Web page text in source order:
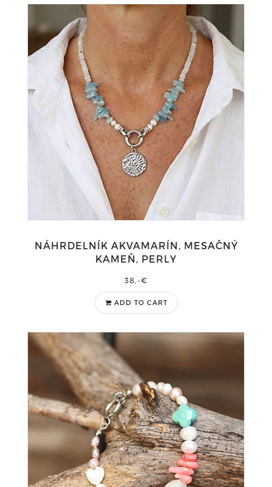
NÁHRDELNÍK AKVAMARÍN, MESAČNÝ
KAMEŇ, PERLY
38,-€
ADD TO CART